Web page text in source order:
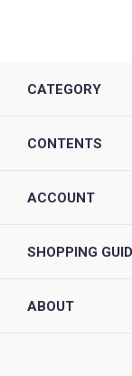
CATEGORY
CONTENTS
ACCOUNT
SHOPPING
ABOUT